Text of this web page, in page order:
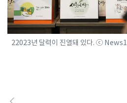
22023년 달력이 진열돼 있다. ⓒ News1